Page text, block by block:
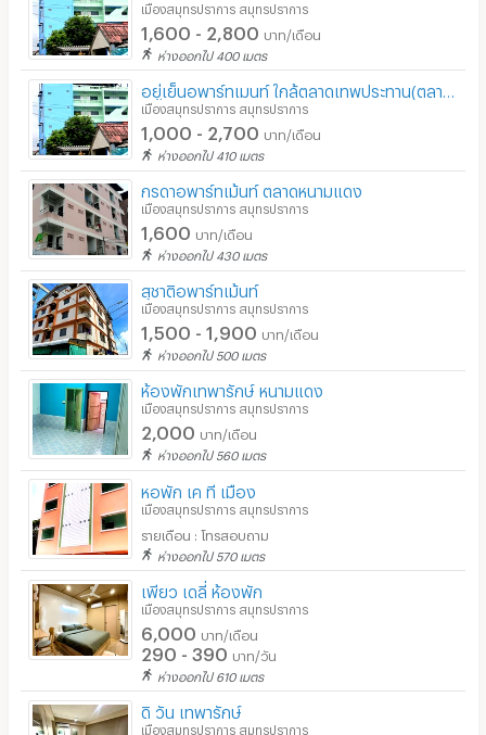
เมืองสมุทรปราการ สมุทรปราการ
1,600 - 2,800 บาท/เดือน
ห่างออกไป 400 เมตร
เมืองสมุทรปราการ สมุทรปราการ
1,000 - 2,700 บาท/เดือน
ห่างออกไป 410 เมตร
กรดาอพาร์ทเม้นท์ ตลาดหนามแดง
เมืองสมุทรปราการ สมุทรปราการ
1,600 บาท/เดือน
ห่างออกไป 430 เมตร
สุชาติอพาร์ทเม้นท์
เมืองสมุทรปราการ สมุทรปราการ
1,500 - 1,900 บาท/เดือน
ห่างออกไป 500 เมตร
ห้องพักเทพารักษ์ หนามแดง
เมืองสมุทรปราการ สมุทรปราการ
2,000 บาท/เดือน
ห่างออกไป 560 เมตร
หอพัก เค ที เมือง
เมืองสมุทรปราการ สมุทรปราการ
รายเดือน : โทรสอบถาม
ห่างออกไป 570 เมตร
เพียว เดลี่ ห้องพัก
เมืองสมุทรปราการ สมุทรปราการ
6,000 บาท/เดือน
290 - 390 บาท/วัน
ห่างออกไป 610 เมตร
ดิ วัน เทพารักษ์
เมืองสมุทรปราการ สมุทรปราการ